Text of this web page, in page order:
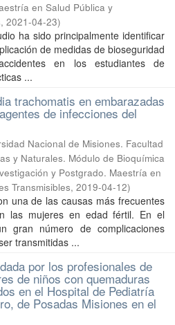
en Salud Pública y
, 2021-04-23)
ha sido principalmente identificar
de medidas de bioseguridad
en los estudiantes de
...
trachomatis en embarazadas
de infecciones del
Nacional de Misiones. Facultad
y Naturales. Módulo de Bioquímica
y Postgrado. Maestría en
Transmisibles, 2019-04-12)
una de las causas más frecuentes
las mujeres en edad fértil. En el
gran número de complicaciones
transmitidas ...
por los profesionales de
de niños con quemaduras
en el Hospital de Pediatría
de Posadas Misiones en el